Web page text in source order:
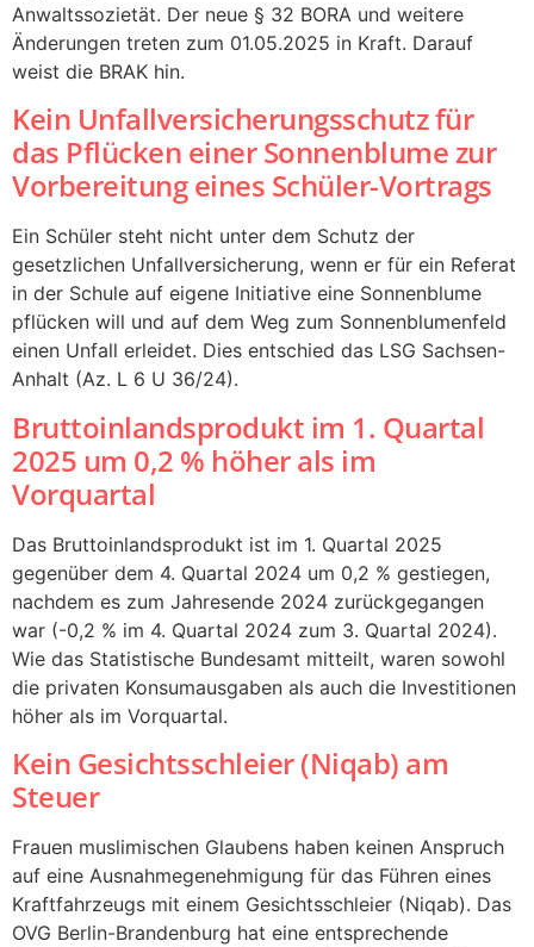
Anwaltssozietät. Der neue § 32 BORA und weitere
Änderungen treten zum 01.05.2025 in Kraft. Darauf
weist die BRAK hin.
Kein Unfallversicherungsschutz für
das Pflücken einer Sonnenblume zur
Vorbereitung eines Schüler-Vortrags
Ein Schüler steht nicht unter dem Schutz der
gesetzlichen Unfallversicherung, wenn er für ein Referat
in der Schule auf eigene Initiative eine Sonnenblume
pflücken will und auf dem Weg zum Sonnenblumenfeld
einen Unfall erleidet. Dies entschied das LSG Sachsen-
Anhalt (Az. L 6 U 36/24).
Bruttoinlandsprodukt im 1. Quartal
2025 um 0,2 % höher als im
Vorquartal
Das Bruttoinlandsprodukt ist im 1. Quartal 2025
gegenüber dem 4. Quartal 2024 um 0,2 % gestiegen,
nachdem es zum Jahresende 2024 zurückgegangen
war (-0,2 % im 4. Quartal 2024 zum 3. Quartal 2024).
Wie das Statistische Bundesamt mitteilt, waren sowohl
die privaten Konsumausgaben als auch die Investitionen
höher als im Vorquartal.
Kein Gesichtsschleier (Niqab) am
Steuer
Frauen muslimischen Glaubens haben keinen Anspruch
auf eine Ausnahmegenehmigung für das Führen eines
Kraftfahrzeugs mit einem Gesichtsschleier (Niqab). Das
OVG Berlin-Brandenburg hat eine entsprechende